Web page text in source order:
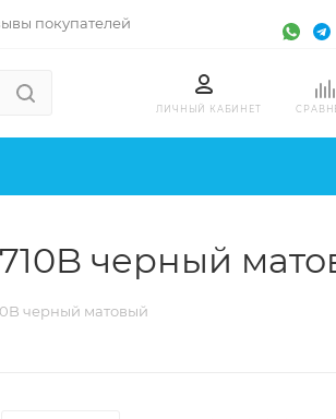
покупателей
ЛИЧНЫЙ КАБИНЕТ
черный
черный матовый